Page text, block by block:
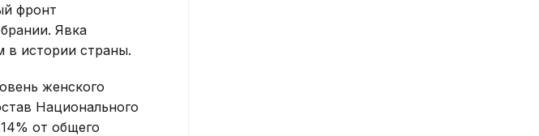
фронт
Явка
в истории страны.
женского
Национального
от общего